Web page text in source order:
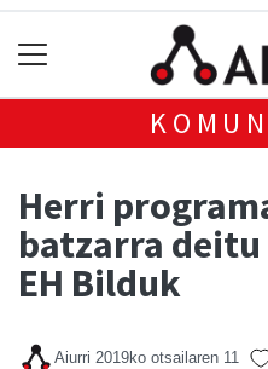
Herri
batzarra
EH Bilduk
Aiurri 2019ko otsailaren 11